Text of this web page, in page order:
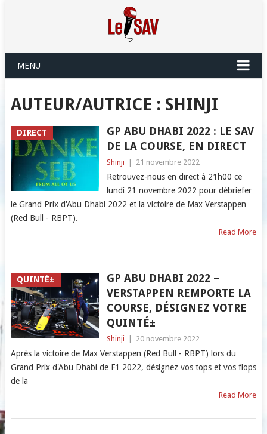
MENU
AUTEUR/AUTRICE : SHINJI
DIRECT
GP ABU DHABI 2022 : LE SAV
DE LA COURSE, EN DIRECT
Shinji 21 novembre 2022
Retrouvez-nous en direct à 21h00 ce
lundi 21 novembre 2022 pour débriefer
le Grand Prix d'Abu Dhabi 2022 et la victoire de Max Verstappen
(Red Bull - RBPT).
Read More
QUINTÉ±
GP ABU DHABI 2022 –
VERSTAPPEN REMPORTE LA
COURSE, DÉSIGNEZ VOTRE
QUINTÉ±
Shinji 20 novembre 2022
Après la victoire de Max Verstappen (Red Bull - RBPT) lors du
Grand Prix d'Abu Dhabi de F1 2022, désignez vos tops et vos flops
de la
Read More